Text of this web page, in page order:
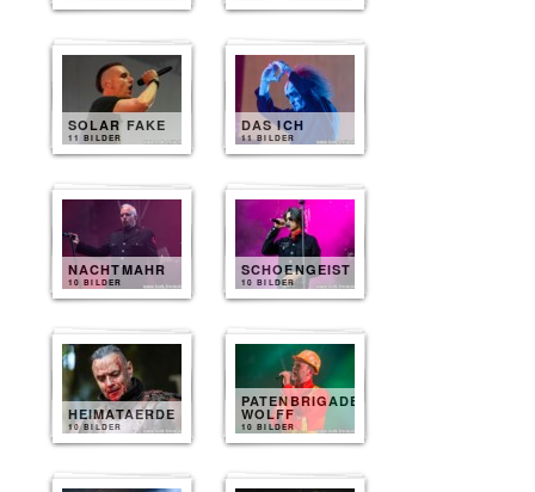
SOLAR FAKE
11 BILDER
DAS ICH
11 BILDER
NACHTMAHR
10 BILDER
SCHOENGEIST
10 BILDER
HEIMATAERDE
10 BILDER
PATENBRIGADE
WOLFF
10 BILDER